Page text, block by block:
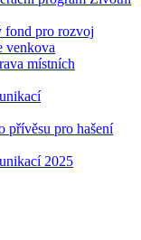
fond pro rozvoj
venkova
místních
přívěsu pro hašení
2025